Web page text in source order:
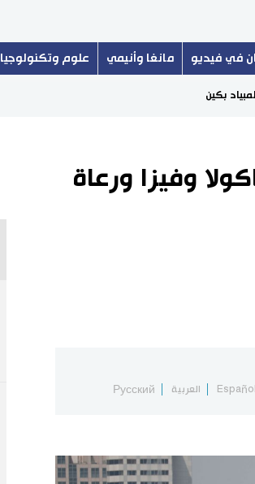
في فيديو مانغا وأنيمي علوم وتكنولوجيا
بكين
وفيزا ورعاة
Español العربية Русский